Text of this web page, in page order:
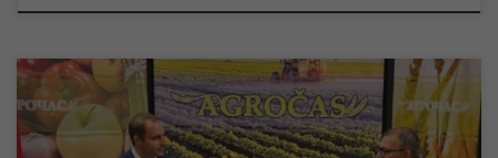
Гостујући у емисији „Агрочас“ на РТВ „Сантос“, коју води и